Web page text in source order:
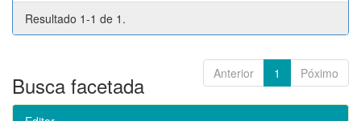
Resultado 1-1 de 1.
Anterior 1 Póximo
Busca facetada